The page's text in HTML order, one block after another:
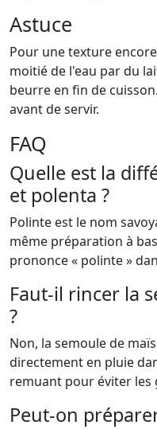
Astuce
Pour une texture
moitié de l'eau par du
beurre en fin de
avant de servir.
FAQ
Quelle est la
et polenta ?
Polinte est le nom
même préparation à
prononce « polinte »
Faut-il rincer la
?
Non, la semoule de
directement en pluie
remuant pour éviter les
Peut-on